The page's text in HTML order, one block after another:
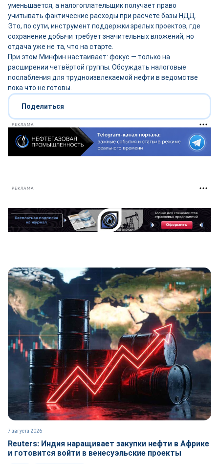
уменьшается, а налогоплательщик получает право
учитывать фактические расходы при расчёте базы НДД.
Это, по сути, инструмент поддержки зрелых проектов, где
сохранение добычи требует значительных вложений, но
отдача уже не та, что на старте.
При этом Минфин настаивает: фокус — только на
расширении четвёртой группы. Обсуждать налоговые
послабления для трудноизвлекаемой нефти в ведомстве
пока что не готовы.
Поделиться
РЕКЛАМА
РЕКЛАМА
7 августа 2026
Reuters: Индия наращивает закупки нефти в Африке
и готовится войти в венесуэльские проекты